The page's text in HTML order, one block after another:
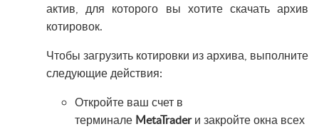
актив, для которого вы хотите скачать архив
котировок.
Чтобы загрузить котировки из архива, выполните
следующие действия:
Откройте ваш счет в
терминале MetaTraderи закройте окна всех